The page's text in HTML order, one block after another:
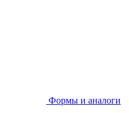
Формы и аналоги